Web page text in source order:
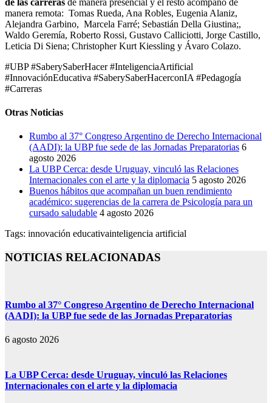
manera remota: Tomas Rueda, Ana Robles, Eugenia Alaniz,
Alejandra Garbino, Marcela Farré; Sebastián Della Giustina;,
Waldo Geremía, Roberto Rossi, Gustavo Calliciotti, Jorge Castillo,
Leticia Di Siena; Christopher Kurt Kiessling y Ávaro Colazo.
#UBP #SaberySaberHacer #InteligenciaArtificial
#InnovaciónEducativa #SaberySaberHacerconIA #Pedagogía
#Carreras
Otras Noticias
Rumbo al 37° Congreso Argentino de Derecho Internacional
(AADI): la UBP fue sede de las Jornadas Preparatorias 6
agosto 2026
La UBP Cerca: desde Uruguay, vinculó las Relaciones
Internacionales con el arte y la diplomacia 5 agosto 2026
Buenos hábitos que acompañan un buen rendimiento
académico: sugerencias de la carrera de Psicología para un
cursado saludable 4 agosto 2026
Tags: innovación educativainteligencia artificial
NOTICIAS RELACIONADAS
Rumbo al 37° Congreso Argentino de Derecho Internacional
(AADI): la UBP fue sede de las Jornadas Preparatorias
6 agosto 2026
La UBP Cerca: desde Uruguay, vinculó las Relaciones
Internacionales con el arte y la diplomacia